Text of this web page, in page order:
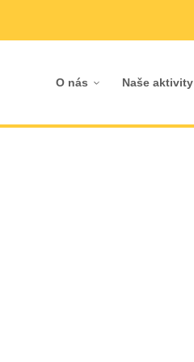
O nás Naše aktivity